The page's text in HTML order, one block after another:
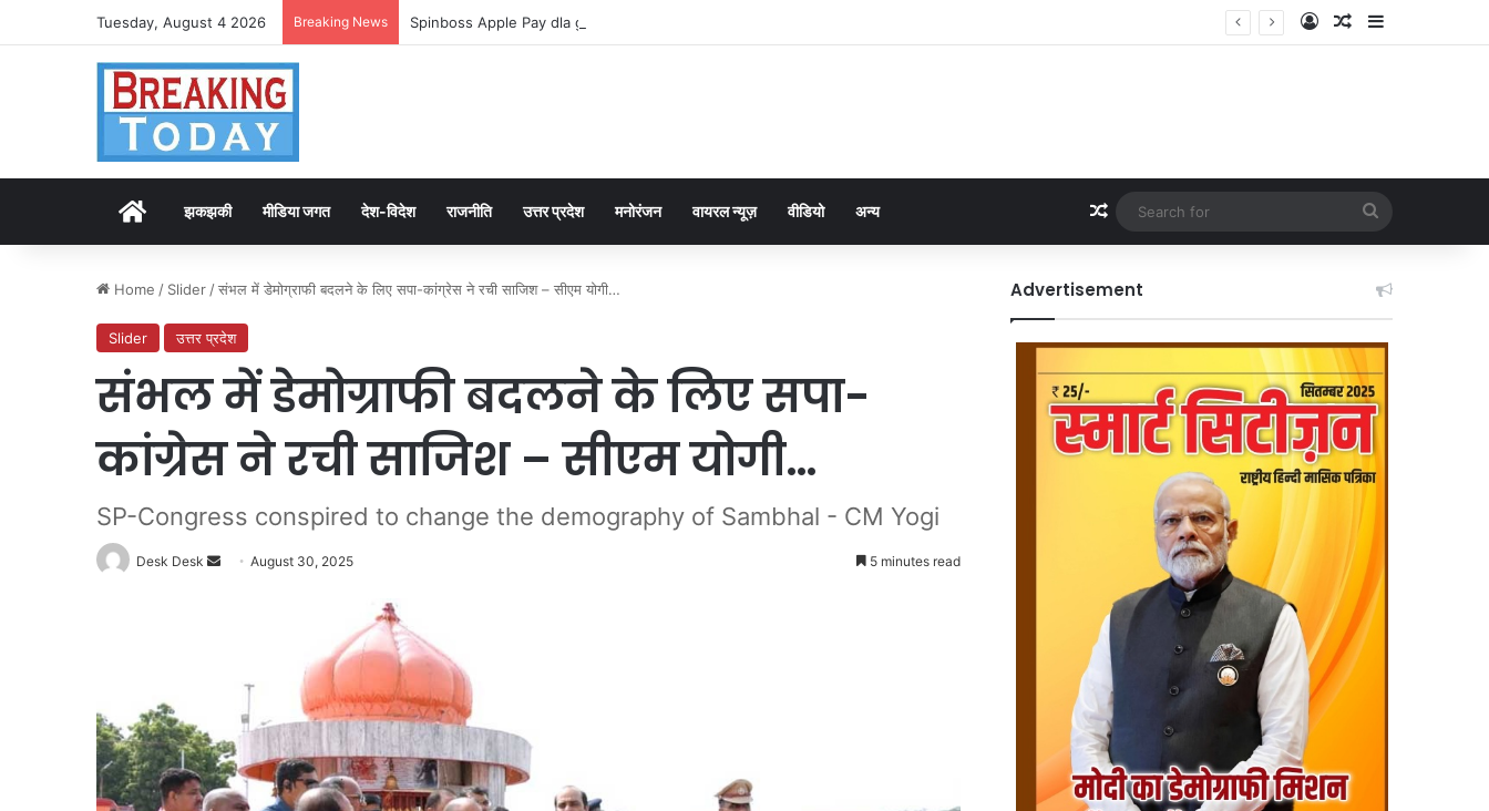
Tuesday, August 4 2026 Breaking News Spinboss Apple Pay dla graczy na iPhone Log InRandom Article
Sidebar
Homeझकझकी मीडिया जगत देश-विदेश राजनीति उत्तर प्रदेश मनोरंजन वायरल न्यूज़ वीडियो अन्य Random Article
for
Home / Slider /संभल में डेमोग्राफी बदलने के लिए सपा-कांग्रेस ने रची साजिश – सीएम योगी…
Slider उत्तर प्रदेश
संभल में डेमोग्राफी बदलने के लिए सपा-
कांग्रेस ने रची साजिश – सीएम योगी…
SP-Congress conspired to change the demography of Sambhal - CM Yogi
Desk Desk
Send August 30, 2025 5 minutes read
Advertisement